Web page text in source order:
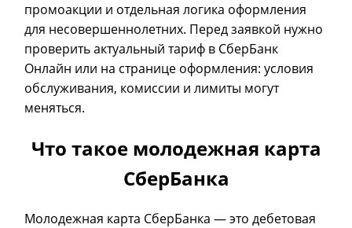
промоакции и отдельная логика оформления
для несовершеннолетних. Перед заявкой нужно
проверить актуальный тариф в СберБанк
Онлайн или на странице оформления: условия
обслуживания, комиссии и лимиты могут
меняться.
Что такое молодежная карта
СберБанка
Молодежная карта СберБанка — это дебетовая